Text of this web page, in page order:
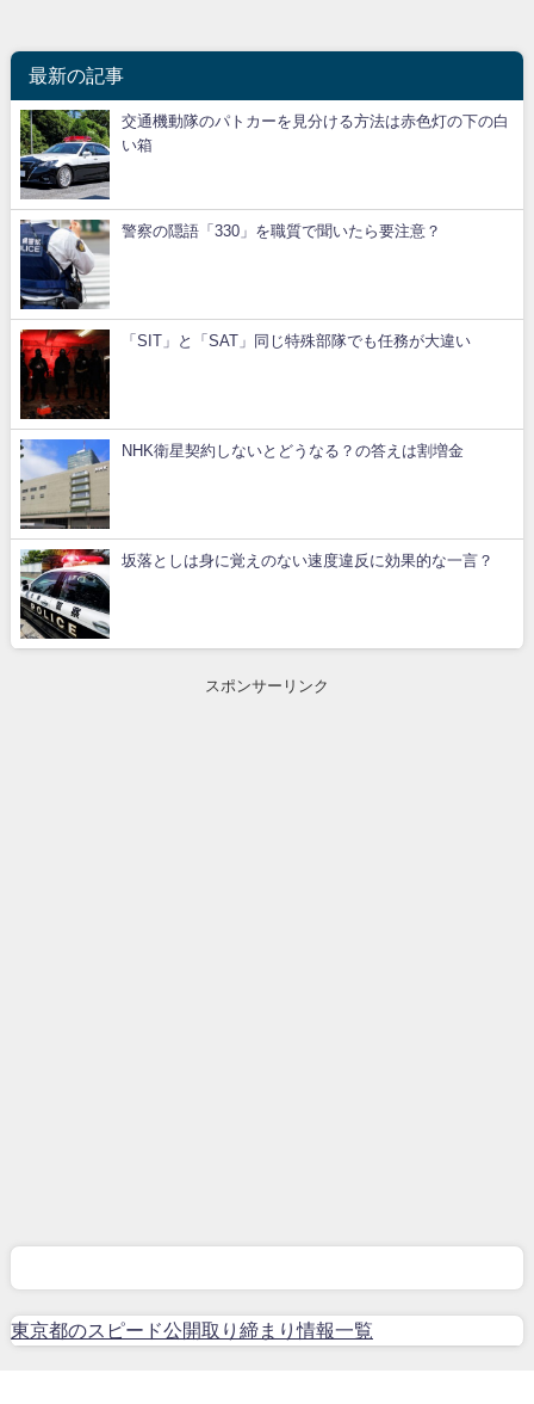
最新の記事
交通機動隊のパトカーを見分ける方法は赤色灯の下の白
い箱
警察の隠語「330」を職質で聞いたら要注意？
「SIT」と「SAT」同じ特殊部隊でも任務が大違い
NHK衛星契約しないとどうなる？の答えは割増金
坂落としは身に覚えのない速度違反に効果的な一言？
スポンサーリンク
東京都のスピード公開取り締まり情報一覧